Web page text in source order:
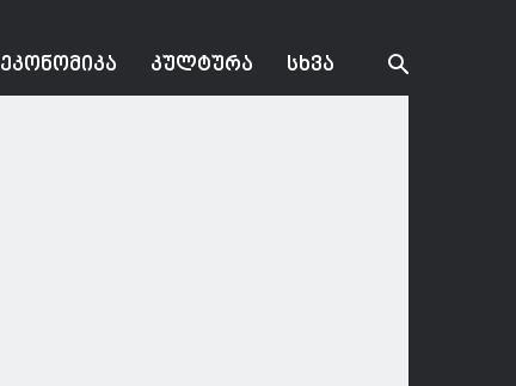
ᲔᲙᲝᲜᲝᲛᲘᲙᲐ ᲙᲣᲚᲢᲣᲠᲐ ᲡᲮᲕᲐ